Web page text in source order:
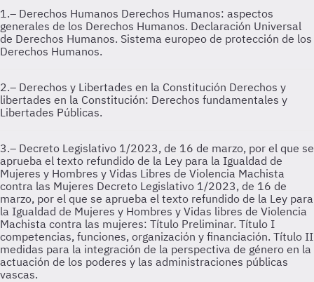
1.– Derechos Humanos Derechos Humanos: aspectos
generales de los Derechos Humanos. Declaración Universal
de Derechos Humanos. Sistema europeo de protección de los
Derechos Humanos.
2.– Derechos y Libertades en la Constitución Derechos y
libertades en la Constitución: Derechos fundamentales y
Libertades Públicas.
3.– Decreto Legislativo 1/2023, de 16 de marzo, por el que se
aprueba el texto refundido de la Ley para la Igualdad de
Mujeres y Hombres y Vidas Libres de Violencia Machista
contra las Mujeres Decreto Legislativo 1/2023, de 16 de
marzo, por el que se aprueba el texto refundido de la Ley para
la Igualdad de Mujeres y Hombres y Vidas libres de Violencia
Machista contra las mujeres: Título Preliminar. Título I
competencias, funciones, organización y financiación. Título II
medidas para la integración de la perspectiva de género en la
actuación de los poderes y las administraciones públicas
vascas.